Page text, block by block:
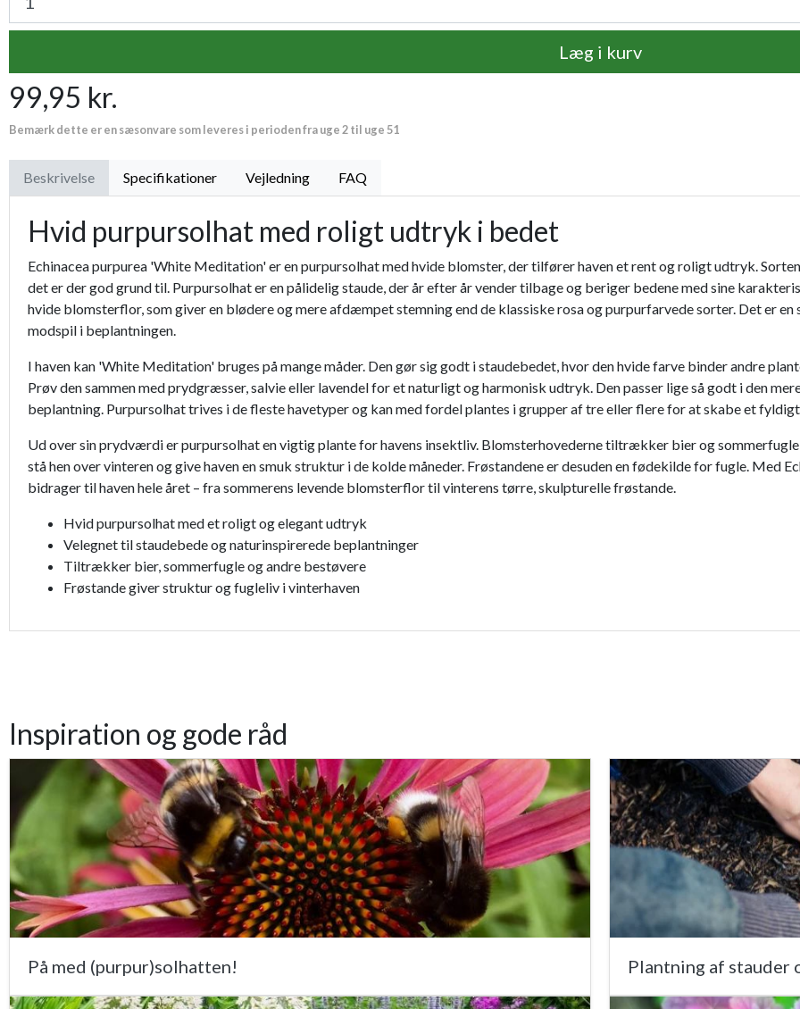
Læg i kurv
99,95 kr.
Bemærk dette er en sæsonvare som leveres i perioden fra uge 2 til uge 51
Beskrivelse Specifikationer Vejledning FAQ
Hvid purpursolhat med roligt udtryk i bedet
Echinacea purpurea 'White Meditation' er en purpursolhat med hvide blomster, der tilfører haven et rent og roligt udtryk.
det er der god grund til. Purpursolhat er en pålidelig staude, der år efter år vender tilbage og beriger bedene med sine
hvide blomsterflor, som giver en blødere og mere afdæmpet stemning end de klassiske rosa og purpurfarvede sorter. Det er en
modspil i beplantningen.
I haven kan 'White Meditation' bruges på mange måder. Den gør sig godt i staudebedet, hvor den hvide farve binder andre
Prøv den sammen med prydgræsser, salvie eller lavendel for et naturligt og harmonisk udtryk. Den passer lige så godt i den
beplantning. Purpursolhat trives i de fleste havetyper og kan med fordel plantes i grupper af tre eller flere for at skabe et
Ud over sin prydværdi er purpursolhat en vigtig plante for havens insektliv. Blomsterhovederne tiltrækker bier og
stå hen over vinteren og give haven en smuk struktur i de kolde måneder. Frøstandene er desuden en fødekilde for fugle. Med
bidrager til haven hele året – fra sommerens levende blomsterflor til vinterens tørre, skulpturelle frøstande.
Hvid purpursolhat med et roligt og elegant udtryk
Velegnet til staudebede og naturinspirerede beplantninger
Tiltrækker bier, sommerfugle og andre bestøvere
Frøstande giver struktur og fugleliv i vinterhaven
Inspiration og gode råd
På med (purpur)solhatten! Plantning af stauder